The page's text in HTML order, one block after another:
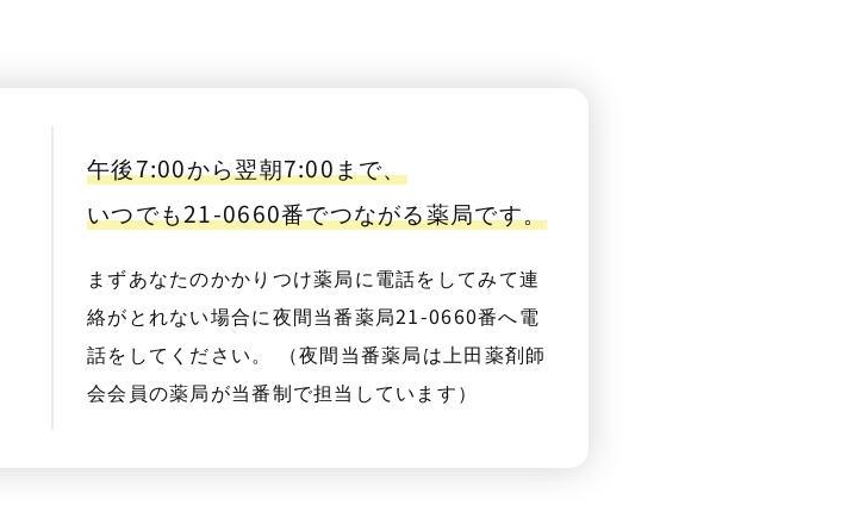
午後7:00から翌朝7:00まで、
いつでも21-0660番でつながる薬局です。
まずあなたのかかりつけ薬局に電話をしてみて連
絡がとれない場合に夜間当番薬局21-0660番へ電
話をしてください。 （夜間当番薬局は上田薬剤師
会会員の薬局が当番制で担当しています）